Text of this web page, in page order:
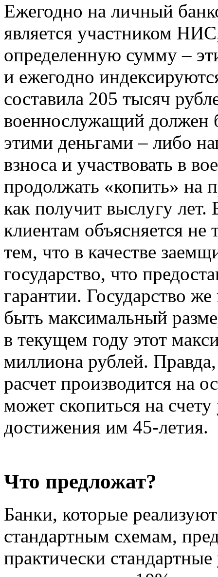
Ежегодно на личный
является участником
определенную сумму –
и ежегодно
составила 205 тысяч
военнослужащий должен
этими деньгами – либо
взноса и участвовать в
продолжать «копить» на
как получит выслугу лет.
клиентам объясняется не
тем, что в качестве
государство, что
гарантии. Государство
быть максимальный
в текущем году этот
миллиона рублей.
расчет производится на
может скопиться на
достижения им 45-летия.
Что предложат?
Банки, которые
стандартным схемам,
практически